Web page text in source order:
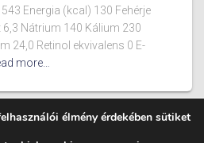
Energia (kcal) 130 Fehérje
Nátrium 140 Kálium 230
24,0 Retinol ekvivalens 0 E-
more…
élmény érdekében sütiket